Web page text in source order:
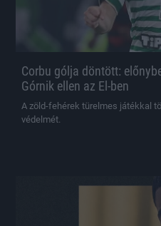
Corbu gólja döntött:
Górnik ellen az El-ben
A zöld-fehérek türelmes játékkal
védelmét.